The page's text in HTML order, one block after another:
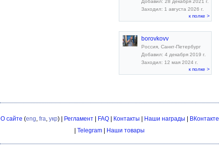
Добавил: 28 декабря 2021 г.
Заходил: 1 августа 2026 г.
к полке >
borovkovv
Россия, Санкт-Петербург
Добавил: 4 декабря 2019 г.
Заходил: 12 мая 2024 г.
к полке >
О сайте (eng, fra, укр) | Регламент| FAQ| Контакты Наши награды
ВКонтакте
Telegram Наши товары